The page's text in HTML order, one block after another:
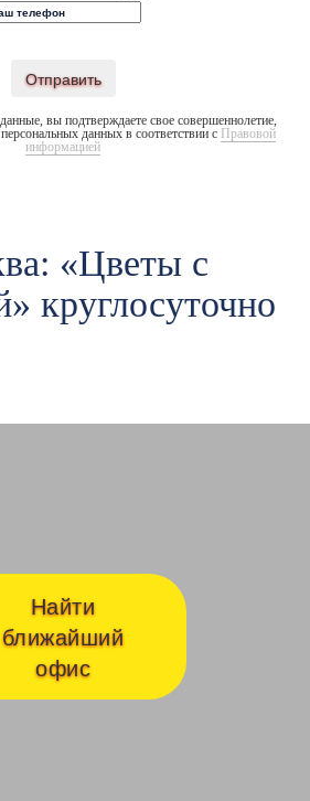
Отправить
вы подтверждаете свое совершеннолетие,
данных в соответствии с Правовой
информацией
«Цветы c
круглосуточно
Найти
ближайший
офис